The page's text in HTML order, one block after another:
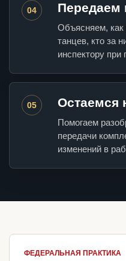
04 Передаем
Объясняем, как
танцев, кто за
инспектору при
05 Остаемся
Помогаем
передачи
изменений в
ФЕДЕРАЛЬНАЯ ПРАКТИКА